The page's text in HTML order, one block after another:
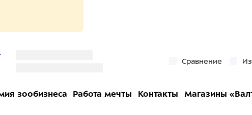
Сравнение
зообизнеса Работа мечты Контакты Магазины